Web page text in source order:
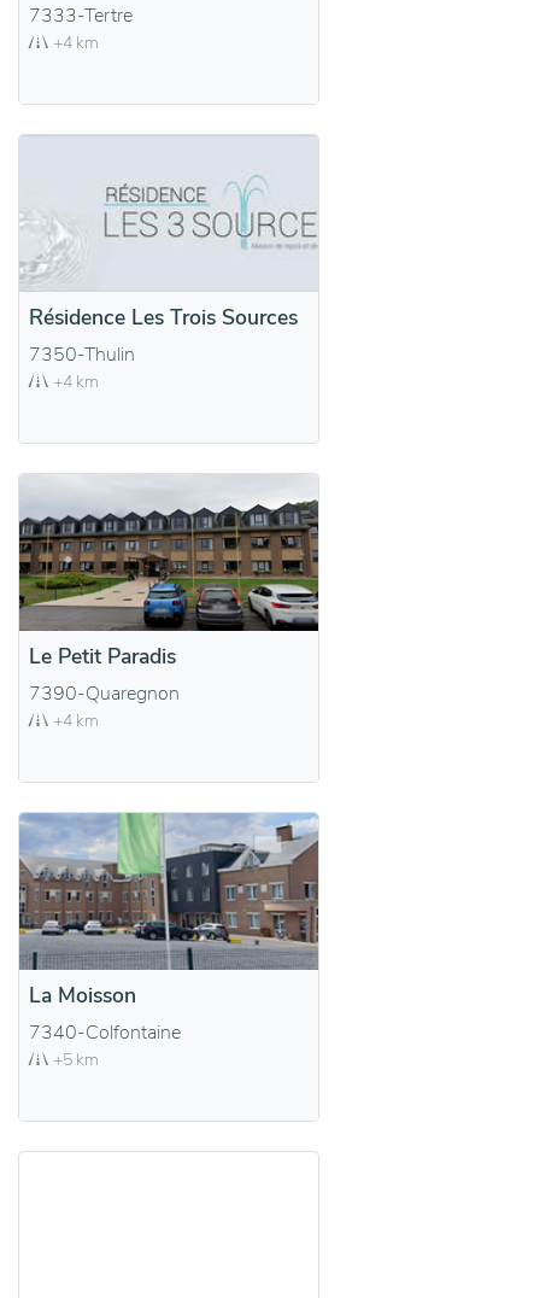
7333-Tertre
+4 km
Résidence Les Trois Sources
7350-Thulin
+4 km
Le Petit Paradis
7390-Quaregnon
+4 km
La Moisson
7340-Colfontaine
+5 km